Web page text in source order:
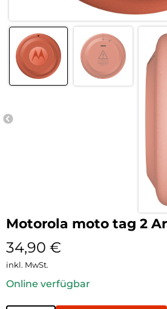
Motorola moto tag 2
34,90 €
inkl. MwSt.
Online verfügbar